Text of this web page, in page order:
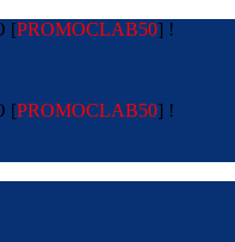
[PROMOCLAB50] !
[PROMOCLAB50] !